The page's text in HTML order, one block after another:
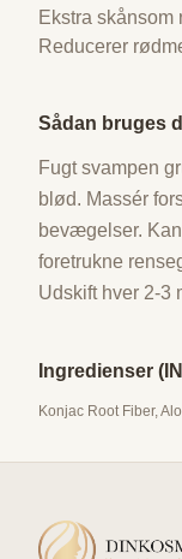
Ekstra skånsom
Reducerer
Sådan bruges
Fugt svampen
blød. Massér
bevægelser.
foretrukne
Udskift hver 2-3
Ingredienser
Konjac Root Fiber,